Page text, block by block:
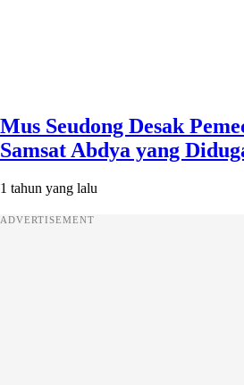
Mus Seudong Desak
Samsat Abdya yang
1 tahun yang lalu
ADVERTISEMENT